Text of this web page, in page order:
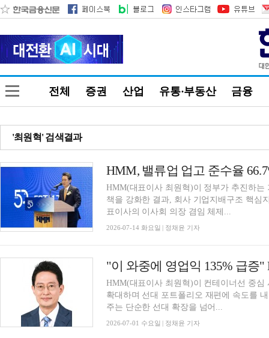
전체 증권 산업 유통·부동산 금융
'최원혁' 검색결과
HMM(대표이사 최원혁)이 정부가 추진하
책을 강화한 결과, 회사 기업지배구조 핵심
표이사의 이사회 의장 겸임 체제...
2026-07-14 화요일 | 정채윤 기자
"이 와중에 영업익 135% 급증
HMM(대표이사 최원혁)이 컨테이너선 중심
확대하며 선대 포트폴리오 재편에 속도를
주는 단순한 선대 확장을 넘어...
2026-07-01 수요일 | 정채윤 기자